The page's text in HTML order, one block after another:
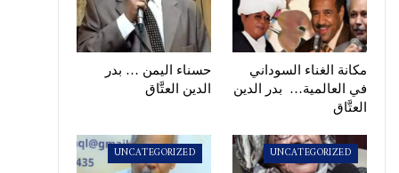
مكانة الغناء السوداني
في العالمية… بدر الدين
العتَّاق
حسناء اليمن … بدر
الدين العتَّاق
UNCATEGORIZED
UNCATEGORIZED